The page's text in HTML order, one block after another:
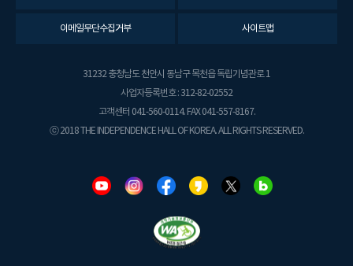
이메일무단수집거부 사이트맵
31232 충청남도 천안시 동남구 목천읍 독립기념관로 1
사업자등록번호 : 312-82-02552
고객센터 041-560-0114. FAX 041-557-8167.
ⓒ 2018 THE INDEPENDENCE HALL OF KOREA. ALL RIGHTS RESERVED.